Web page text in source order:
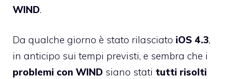
WIND.
Da qualche giorno è stato rilasciato iOS 4.3,
in anticipo sui tempi previsti, e sembra che i
problemi con WIND siano stati tutti risolti